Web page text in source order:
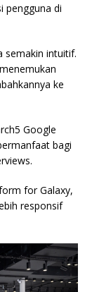
pengguna di
semakin intuitif.
ke
Google
bagi
for Galaxy,
responsif